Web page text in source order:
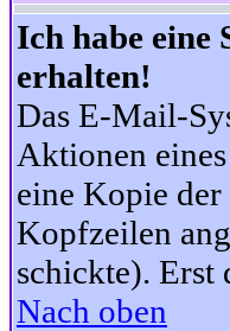
Ich habe eine
erhalten!
Das E-Mail-
Aktionen
eine Kopie
Kopfzeilen
schickte). Erst
Nach oben